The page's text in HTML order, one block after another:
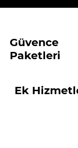
Güvence
Paketleri
Ek